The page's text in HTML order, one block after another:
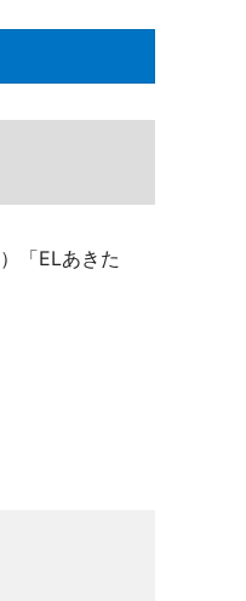
「ELあきた